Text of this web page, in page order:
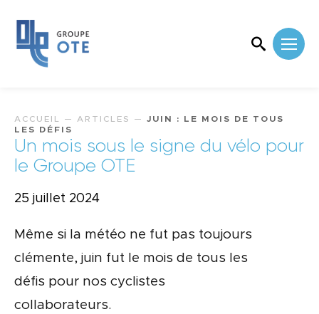
ACCUEIL — ARTICLES — JUIN : LE MOIS DE TOUS
LES DÉFIS
Un mois sous le signe du vélo pour
le Groupe OTE
25 juillet 2024
Même si la météo ne fut pas toujours
clémente, juin fut le mois de tous les
défis pour nos cyclistes
collaborateurs.